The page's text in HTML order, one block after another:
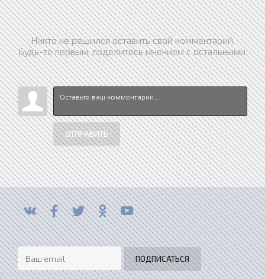
Никто не решился оставить свой комментарий.
Будь-те первым, поделитесь мнением с остальными.
ОТПРАВИТЬ